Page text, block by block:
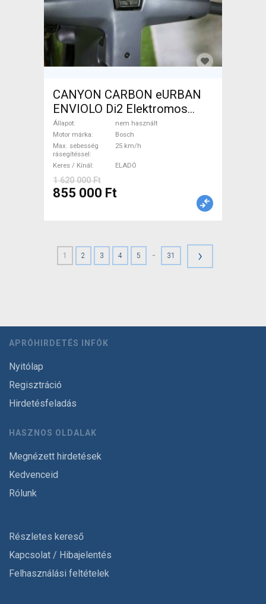
CANYON CARBON eURBAN
ENVIOLO Di2 Elektromos
Trekking/cross 25 km/h
Bosch nem használt ELADÓ
Állapot
nem használt
Motor márka
Bosch
Max. sebesség
rásegítéssel
25 km/h
Keres / Kínál ELADÓ
1 620 000 Ft
855 000 Ft
1 2 3 4 5 - 31 ›
APRÓHIRDETÉS INFÓK
Nyitólap
Regisztráció
Hirdetésfeladás
HASZNOS OLDALAK
Megnézett hirdetések
Kedvenceid
Rólunk
Részletes kereső
Kapcsolat / Hibajelentés
Felhasználási feltételek